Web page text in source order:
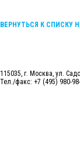
ВЕРНУТЬСЯ К СПИСКУ
115035, г. Москва, ул.
Тел./факс: +7 (495) 980-